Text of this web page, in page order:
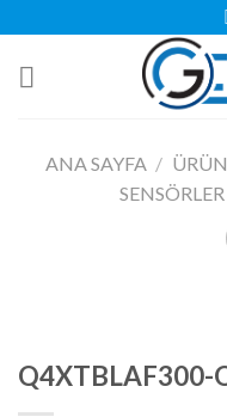
content
ANA SAYFA /
SENSÖRLER
Q4XTBLAF300-